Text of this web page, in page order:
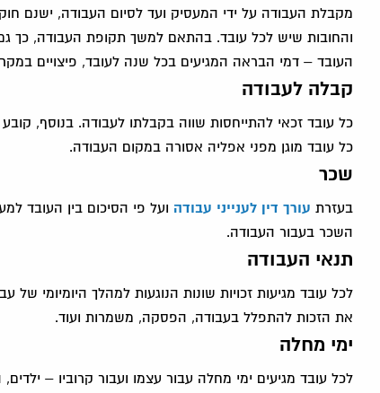
מקבלת העבודה על ידי המעסיק ועד לסיום העבודה, ישנם
והחובות שיש לכל עובד. בהתאם למשך תקופת העבודה, כך גם
העובד – דמי הבראה המגיעים בכל שנה לעובד, פיצויים
קבלה לעבודה
כל עובד זכאי להתייחסות שווה בקבלתו לעבודה. בנוסף, קובע
כל עובד מוגן מפני אפליה אסורה במקום העבודה.
שכר
בעזרת עורך דין לענייני עבודה ועל פי הסיכום בין העובד
השכר בעבור העבודה.
תנאי העבודה
לכל עובד מגיעות זכויות שונות הנוגעות למהלך היומיומי של
את הזכות להתפלל בעבודה, הפסקה, משמרות ועוד.
ימי מחלה
לכל עובד מגיעים ימי מחלה עבור עצמו ועבור קרוביו – ילדים,